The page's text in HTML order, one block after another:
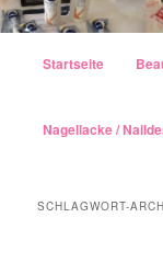
Zum Inhalt
Zum
Startseite
Nagellacke /
SCHLAGWORT-